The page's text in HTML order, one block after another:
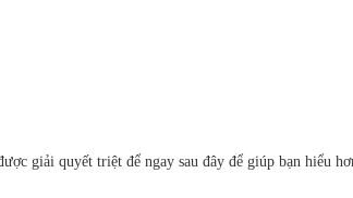
giải quyết triệt để ngay sau đây để giúp bạn hiểu